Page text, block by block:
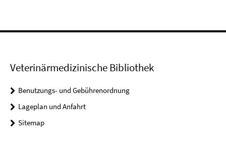
Veterinärmedizinische Bibliothek
Benutzungs- und Gebührenordnung
Lageplan und Anfahrt
Sitemap